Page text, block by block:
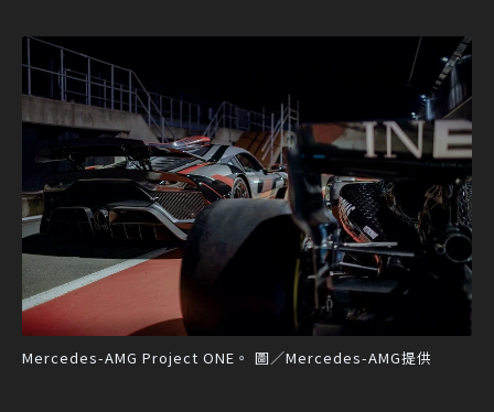
Mercedes-AMG Project ONE。 圖／Mercedes-AMG提供